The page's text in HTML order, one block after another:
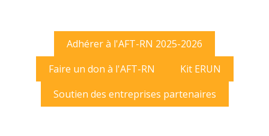
Adhérer à l'AFT-RN 2025-2026
Faire un don à l'AFT-RN
Kit ERUN
Soutien des entreprises partenaires